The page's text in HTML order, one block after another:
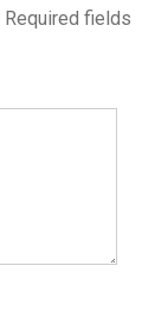
Required fields